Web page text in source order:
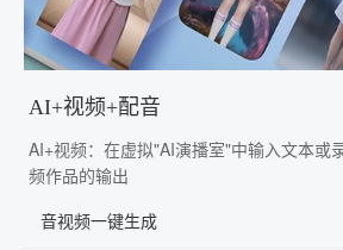
AI+视频+配音
AI+视频：在虚拟"AI演播室"中输入文本或
频作品的输出
音视频一键生成